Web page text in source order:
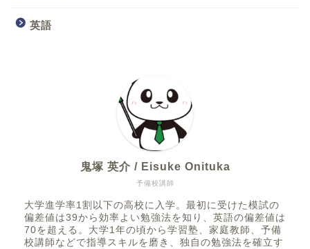
英語
予備校講師
鬼塚 英介 / Eisuke Onituka
大学進学率1割以下の高校に入学。最初に受けた模試の
偏差値は39から効率よい勉強法を知り、英語の偏差値は
70を超える。大学1年の頃から学習塾、家庭教師、予備
校講師などで指導スキルを磨き、独自の勉強法を確立す